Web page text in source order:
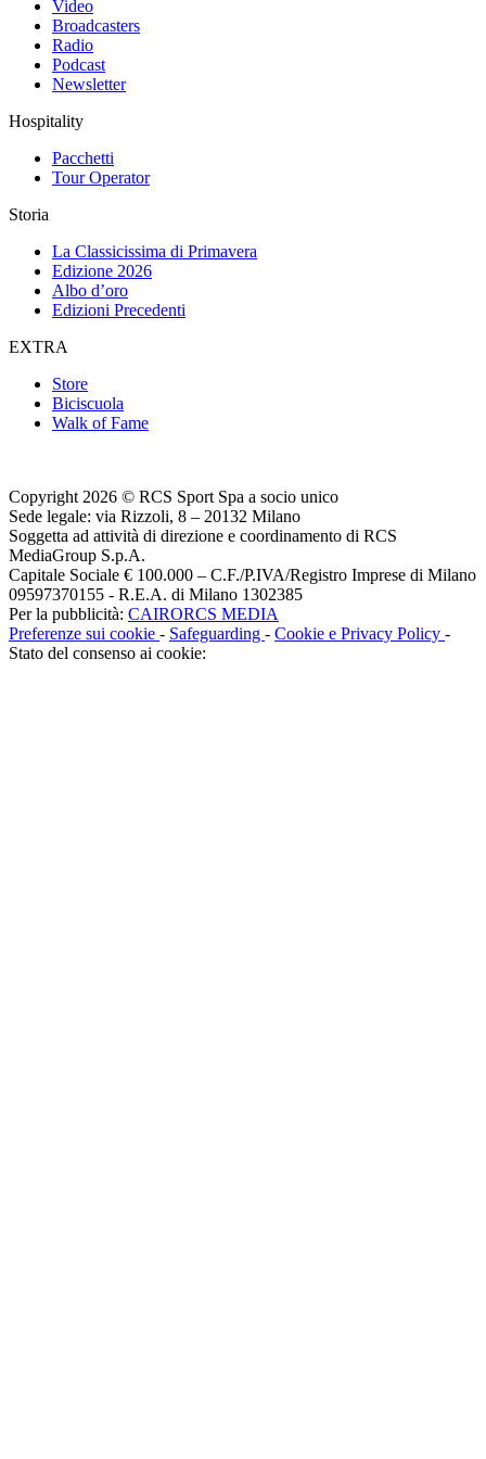
Video
Broadcasters
Radio
Podcast
Newsletter
Hospitality
Pacchetti
Tour Operator
Storia
La Classicissima di Primavera
Edizione 2026
Albo d’oro
Edizioni Precedenti
EXTRA
Store
Biciscuola
Walk of Fame
Copyright 2026 © RCS Sport Spa a socio unico
Sede legale: via Rizzoli, 8 – 20132 Milano
Soggetta ad attività di direzione e coordinamento di RCS
MediaGroup S.p.A.
Capitale Sociale € 100.000 – C.F./P.IVA/Registro Imprese di Milano
09597370155 - R.E.A. di Milano 1302385
Per la pubblicità: CAIRORCS MEDIA
Preferenze sui cookie - Safeguarding - Cookie e Privacy Policy -
Stato del consenso ai cookie: